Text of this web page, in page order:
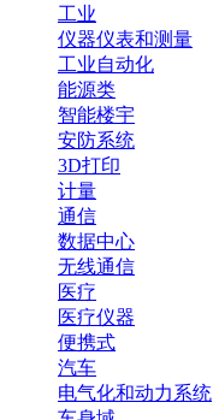
工业
仪器仪表和测量
工业自动化
能源类
智能楼宇
安防系统
3D打印
计量
通信
数据中心
无线通信
医疗
医疗仪器
便携式
汽车
电气化和动力系统